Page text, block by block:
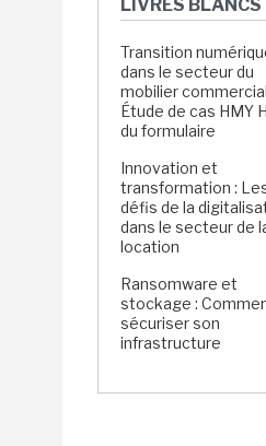
LIVRES BLANCS
Transition
dans le secteur du
mobilier
Étude de cas HMY
du formulaire
Innovation et
transformation :
défis de la
dans le secteur de
location
Ransomware et
stockage :
sécuriser son
infrastructure